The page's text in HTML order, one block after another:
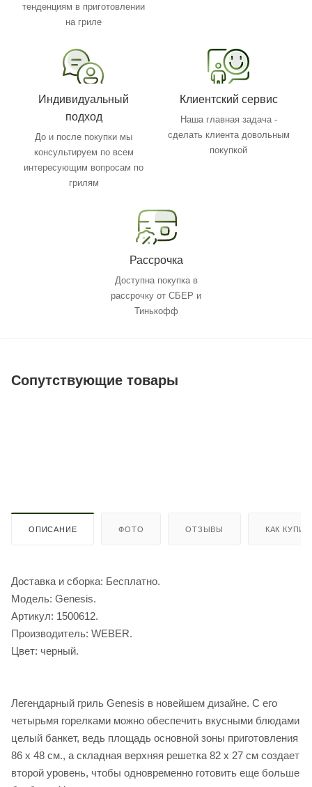
тенденциям в приготовлении
на гриле
Индивидуальный
подход
До и после покупки мы
консультируем по всем
интересующим вопросам по
грилям
Клиентский сервис
Наша главная задача -
сделать клиента довольным
покупкой
Рассрочка
Доступна покупка в
рассрочку от СБЕР и
Тинькофф
Сопутствующие товары
ОПИСАНИЕ ФОТО ОТЗЫВЫ КАК
Доставка и сборка: Бесплатно.
Модель: Genesis.
Артикул: 1500612.
Производитель: WEBER.
Цвет: черный.
Легендарный гриль Genesis в новейшем дизайне. С его
четырьмя горелками можно обеспечить вкусными блюдами
целый банкет, ведь площадь основной зоны приготовления
86 х 48 см., а складная верхняя решетка 82 х 27 см создает
второй уровень, чтобы одновременно готовить еще больше